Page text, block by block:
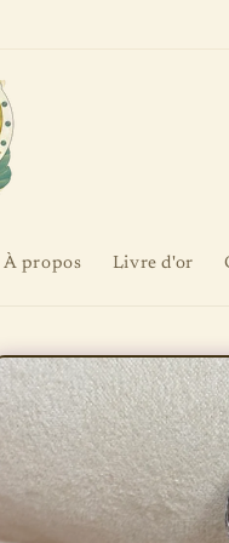
À propos Livre d'or
Passer aux
informations
produits